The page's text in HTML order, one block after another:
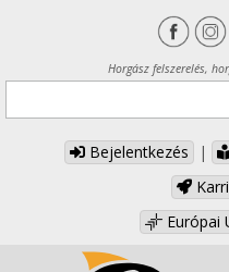
Horgász felszerelés,
Bejelentkezés |
Európai